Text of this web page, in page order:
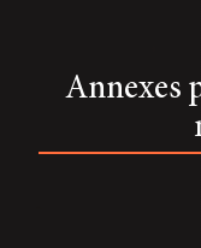
Annexes